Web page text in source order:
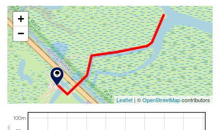
+
−
Leaflet|©OpenStreetMapcontributors
100m